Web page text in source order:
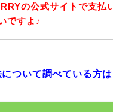
の公式サイトで支払
ですよ♪
ついて調べている方